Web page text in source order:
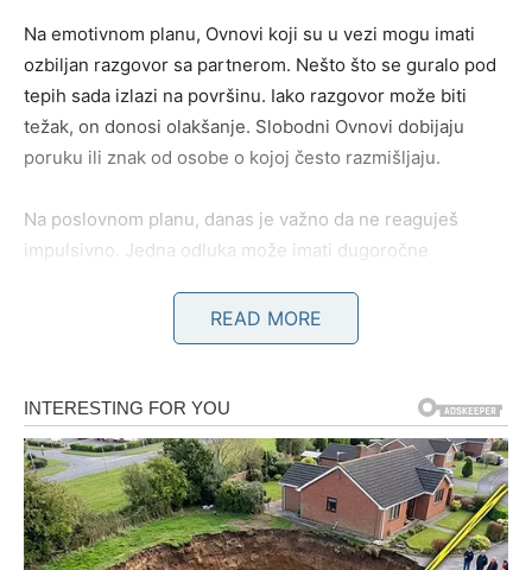
Na emotivnom planu, Ovnovi koji su u vezi mogu imati
ozbiljan razgovor sa partnerom. Nešto što se guralo pod
tepih sada izlazi na površinu. Iako razgovor može biti
težak, on donosi olakšanje. Slobodni Ovnovi dobijaju
poruku ili znak od osobe o kojoj često razmišljaju.
Na poslovnom planu, danas je važno da ne reaguješ
impulsivno. Jedna odluka može imati dugoročne
Za Bikove, 16. decembar donosi BUĐENJE.
Ono što si do sada gledao iz jednog ugla, danas vidiš
potpuno drugačije. Ovo je dan spoznaje, dan u kojem se
menja percepcija.
READ MORE